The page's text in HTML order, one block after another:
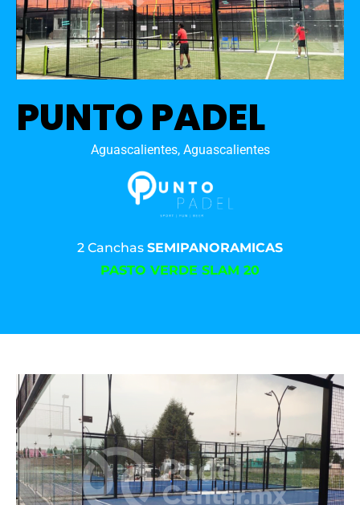
PUNTO PADEL
Aguascalientes, Aguascalientes
2 Canchas SEMIPANORAMICAS
PASTO VERDE SLAM 20